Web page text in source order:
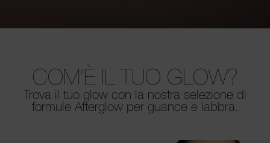
COM’È IL TUO GLOW?
Trova il tuo glow con la nostra selezione di
formule Afterglow per guance e labbra.